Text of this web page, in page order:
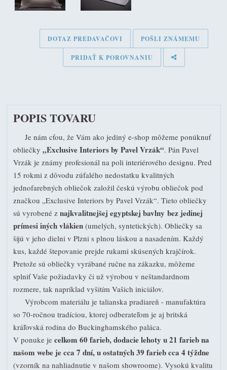
DOTAZ PREDAVAČOVI POŠLI ZNÁMEMU
PRIDAŤ K POROVNANIU
POPIS TOVARU
Je nám cťou, že Vám ako jediný e-shop môžeme ponúknuť
obliečky „Exclusive Interiors by Pavel Vrzák“. Pán Pavel
Vrzák je známy profesionál na poli interiérového designu. Pred
15 rokmi z dôvodu zúfalého nedostatku kvalitných
jednofarebných obliečok založil českú výrobu obliečok pod
značkou „Exclusive Interiors by Pavel Vrzák“. Tieto obliečky
sú vyrobené z najkvalitnejšej egyptskej bavlny bez jedinej
prímesi iných vlákien (umelých, syntetických). Obliečky sa
šijú v jeho dielni v Plzni s plnou láskou a nasadením. Každý
kus, každé štepovanie prejde rukami skúsených krajčírok.
Pretože sú obliečky vyrábané ručne na zákazku, môžeme
splniť Vaše požiadavky či už výrobou v neštandardnom
rozmere, tak napríklad vyšitím Vašich iniciálov.
Výrobcom materiálu je talianska pradiareň - manufaktúra
so 70-ročnou tradíciou, ktorej odberateľom je aj britská
kráľovská rodina do Buckinghamského paláca.
V ponuke je celkom 60 farieb, dodacie lehoty u 21 farieb na
našom webe je cca 7 dní, u ostatných 39 farieb cca 4 týždne
(vzorník na nahliadnutie v našom showroome). Vysokú kvalitu